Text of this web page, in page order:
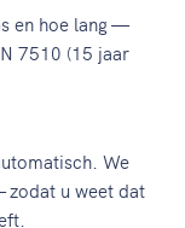
en hoe lang —
7510 (15 jaar
We
zodat u weet dat